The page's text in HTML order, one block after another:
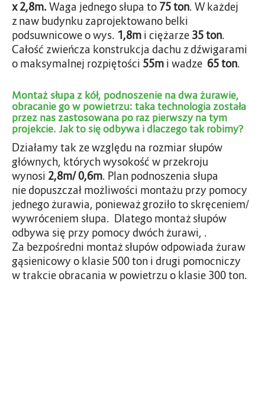
x 2,8m. Waga jednego słupa to 75 ton. W każdej
z naw budynku zaprojektowano belki
podsuwnicowe o wys. 1,8m i ciężarze 35 ton.
Całość zwieńcza konstrukcja dachu z dźwigarami
o maksymalnej rozpiętości 55m i wadze 65 ton.
Montaż słupa z kół, podnoszenie na dwa żurawie,
obracanie go w powietrzu: taka technologia została
przez nas zastosowana po raz pierwszy na tym
projekcie. Jak to się odbywa i dlaczego tak robimy?
Działamy tak ze względu na rozmiar słupów
głównych, których wysokość w przekroju
wynosi 2,8m/ 0,6m. Plan podnoszenia słupa
nie dopuszczał możliwości montażu przy pomocy
jednego żurawia, ponieważ groziło to skręceniem/
wywróceniem słupa. Dlatego montaż słupów
odbywa się przy pomocy dwóch żurawi, .
Za bezpośredni montaż słupów odpowiada żuraw
gąsienicowy o klasie 500 ton i drugi pomocniczy
w trakcie obracania w powietrzu o klasie 300 ton.